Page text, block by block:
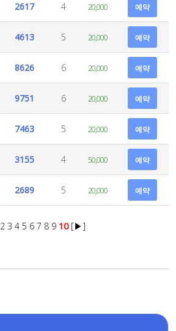
2617 4 20,000 예약
4613 5 20,000 예약
8626 6 20,000 예약
9751 6 20,000 예약
7463 5 20,000 예약
3155 4 50,000 예약
2689 5 20,000 예약
2 3 4 5 6 7 8 9 10 [▶]